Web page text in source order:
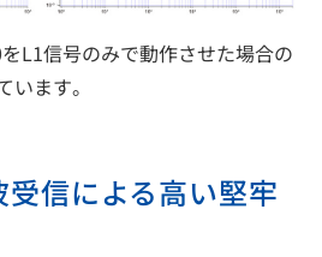
L1信号のみで動作させた場合の
ます。
信による高い堅牢